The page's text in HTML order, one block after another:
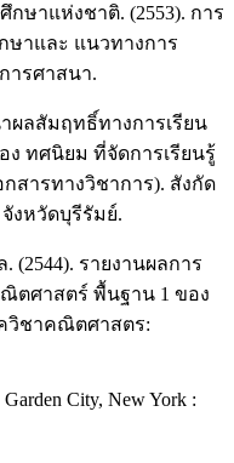
ษาแห่งชาติ. (2553). การ
าและ แนวทางการ
ารศาสนา.
ผลสัมฤทธิ์ทางการเรียน
ง ทศนิยม ที่จัดการเรียนรู้
สารทางวิชาการ). สังกัด
งหวัดบุรีรัมย์.
(2544). รายงานผลการ
ตศาสตร์ พื้นฐาน 1 ของ
วิชาคณิตศาสตร:
City, New York :